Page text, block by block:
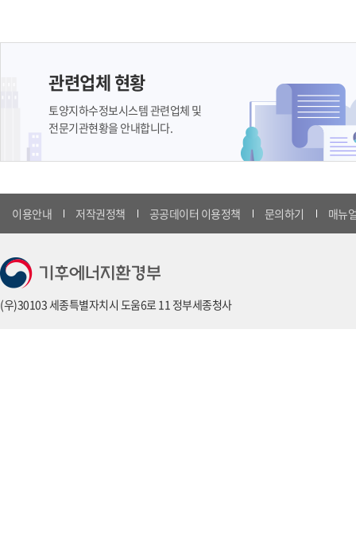
관련업체 현황
토양지하수정보시스템 관련업체 및
전문기관현황을 안내합니다.
이용안내 저작권정책 공공데이터 이용정책 문의하기 매뉴
(우)30103 세종특별자치시 도움6로 11 정부세종청사